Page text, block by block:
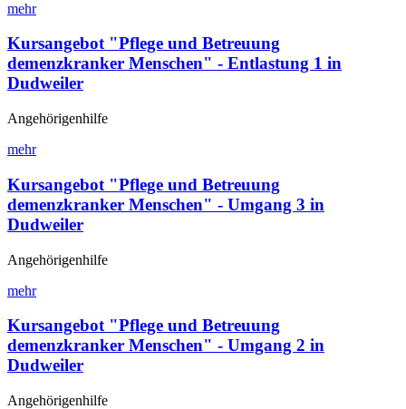
mehr
Kursangebot "Pflege und Betreuung
demenzkranker Menschen" - Entlastung 1 in
Dudweiler
Angehörigenhilfe
mehr
Kursangebot "Pflege und Betreuung
demenzkranker Menschen" - Umgang 3 in
Dudweiler
Angehörigenhilfe
mehr
Kursangebot "Pflege und Betreuung
demenzkranker Menschen" - Umgang 2 in
Dudweiler
Angehörigenhilfe